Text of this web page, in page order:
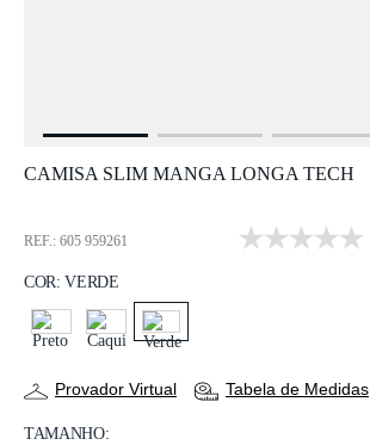
CAMISA SLIM MANGA LONGA TECH
REF.: 605 959261
COR:VERDE
PRETOCAQUIVERDE
Provador Virtual Tabela de Medidas
TAMANHO: